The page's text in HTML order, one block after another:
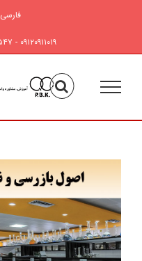
فارسی
۰۹۱۲۰۹۱۱۰۱۹ - ۰۱۳۹۱۰۱۴۵۴۷